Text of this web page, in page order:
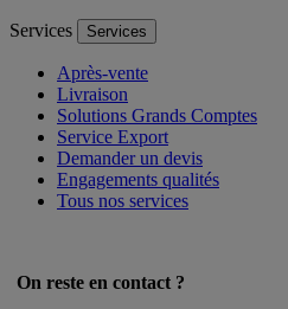
Services Services
Après-vente
Livraison
Solutions Grands Comptes
Service Export
Demander un devis
Engagements qualités
Tous nos services
On reste en contact ?